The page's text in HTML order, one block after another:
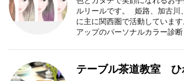
ルリールです。 姫路、加古川
に主に関西圏で活動していま
アップのパーソナルカラー診断
テーブル茶道教室 ひ